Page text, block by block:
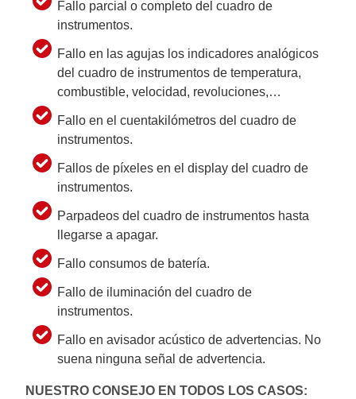
Fallo parcial o completo del cuadro de
instrumentos.
Fallo en las agujas los indicadores analógicos
del cuadro de instrumentos de temperatura,
combustible, velocidad, revoluciones,…
Fallo en el cuentakilómetros del cuadro de
instrumentos.
Fallos de píxeles en el display del cuadro de
instrumentos.
Parpadeos del cuadro de instrumentos hasta
llegarse a apagar.
Fallo consumos de batería.
Fallo de iluminación del cuadro de
instrumentos.
Fallo en avisador acústico de advertencias. No
suena ninguna señal de advertencia.
NUESTRO CONSEJO EN TODOS LOS CASOS: